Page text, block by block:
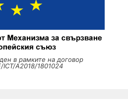
в рамките на договор
ICT/A2018/1801024